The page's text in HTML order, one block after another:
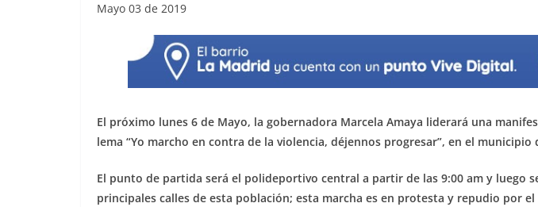
c
b
o
o
k
at
s
A
p
p
e
n
g
er
e
Mayo 03 de 2019
El próximo lunes 6 de Mayo, la gobernadora Marcela Amaya liderará una
lema “Yo marcho en contra de la violencia, déjennos progresar”, en el municipio
El punto de partida será el polideportivo central a partir de las 9:00 am y luego
principales calles de esta población; esta marcha es en protesta y repudio por